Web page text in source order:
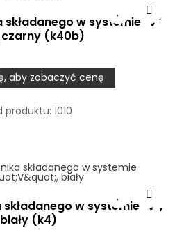
składanego w systemie "V"
czarny (k40b)
aby zobaczyć cenę
produktu: 1010
w systemie "V",
biały (k4)